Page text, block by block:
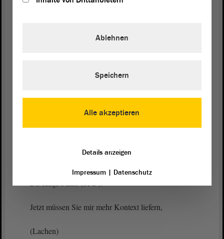
Frank Otto Lizureck (AfD):
Informationen zu Panikmache führen. Ich habe
gefälscht? - Das war doch in München und in
Hamburg, oder? Meiner Meinung nach waren die
Jetzt müssen Sie mir mehr Kontext liefern,
(Lachen)
Alle akzeptieren
Ablehnen
Speichern
Details anzeigen
Impressum| Datenschutz